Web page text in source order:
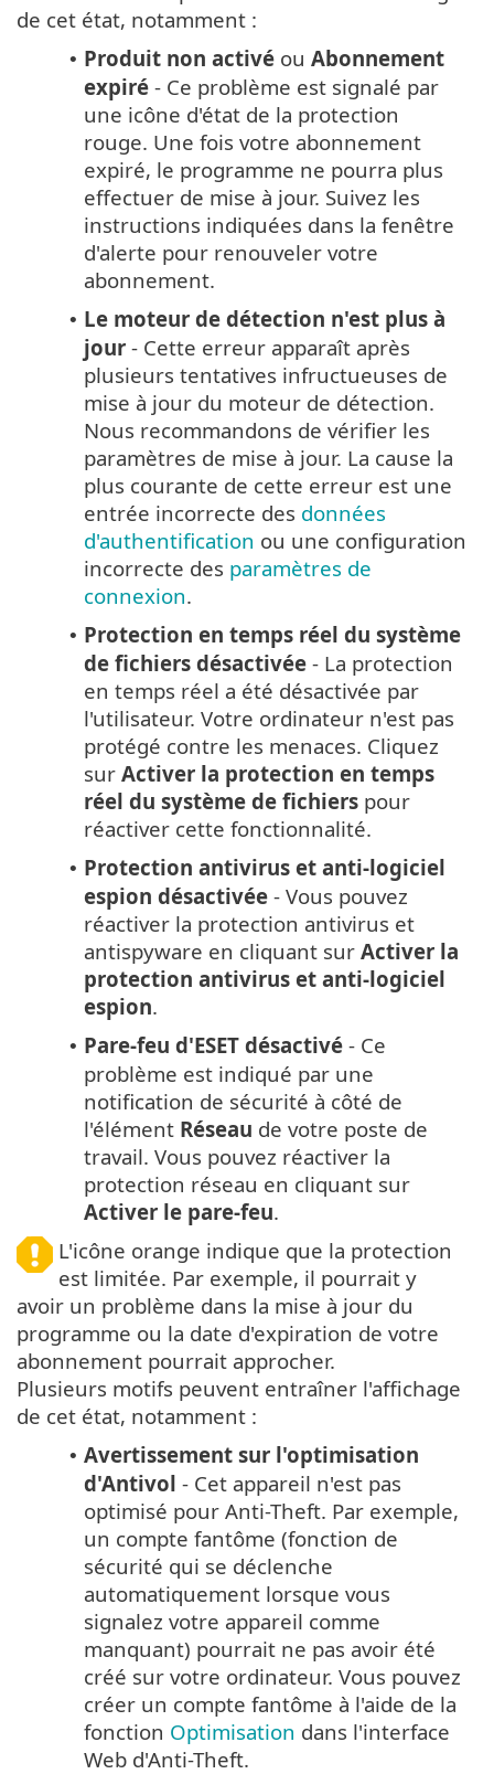
de cet état, notamment :
• Produit non activé ou Abonnement
expiré - Ce problème est signalé par
une icône d'état de la protection
rouge. Une fois votre abonnement
expiré, le programme ne pourra plus
effectuer de mise à jour. Suivez les
instructions indiquées dans la fenêtre
d'alerte pour renouveler votre
abonnement.
• Le moteur de détection n'est plus à
jour - Cette erreur apparaît après
plusieurs tentatives infructueuses de
mise à jour du moteur de détection.
Nous recommandons de vérifier les
paramètres de mise à jour. La cause la
plus courante de cette erreur est une
entrée incorrecte des données
d'authentification ou une configuration
incorrecte des paramètres de
connexion.
• Protection en temps réel du système
de fichiers désactivée - La protection
en temps réel a été désactivée par
l'utilisateur. Votre ordinateur n'est pas
protégé contre les menaces. Cliquez
sur Activer la protection en temps
réel du système de fichiers pour
réactiver cette fonctionnalité.
• Protection antivirus et anti-logiciel
espion désactivée - Vous pouvez
réactiver la protection antivirus et
antispyware en cliquant sur Activer la
protection antivirus et anti-logiciel
espion.
• Pare-feu d'ESET désactivé - Ce
problème est indiqué par une
notification de sécurité à côté de
l'élément Réseau de votre poste de
travail. Vous pouvez réactiver la
protection réseau en cliquant sur
Activer le pare-feu.
L'icône orange indique que la protection
est limitée. Par exemple, il pourrait y
avoir un problème dans la mise à jour du
programme ou la date d'expiration de votre
abonnement pourrait approcher.
Plusieurs motifs peuvent entraîner l'affichage
de cet état, notamment :
• Avertissement sur l'optimisation
d'Antivol - Cet appareil n'est pas
optimisé pour Anti-Theft. Par exemple,
un compte fantôme (fonction de
sécurité qui se déclenche
automatiquement lorsque vous
signalez votre appareil comme
manquant) pourrait ne pas avoir été
créé sur votre ordinateur. Vous pouvez
créer un compte fantôme à l'aide de la
fonction Optimisation dans l'interface
Web d'Anti-Theft.